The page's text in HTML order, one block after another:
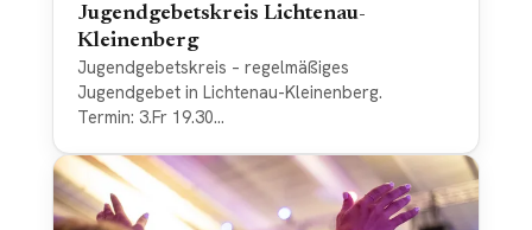
Jugendgebetskreis Lichtenau-
Kleinenberg
Jugendgebetskreis – regelmäßiges
Jugendgebet in Lichtenau-Kleinenberg.
Termin: 3.Fr 19.30
Kontakt: Pfr.Stratmann 0049/5647/9467822
E-Mail: pastor.stratmann@pv-lichtenau.de
Website: https://www.wallfahrt-kleinenberg.de